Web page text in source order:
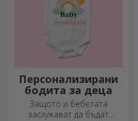
Персонализирани
бодита за деца
Защото и бебетата
заслужават да бъдат